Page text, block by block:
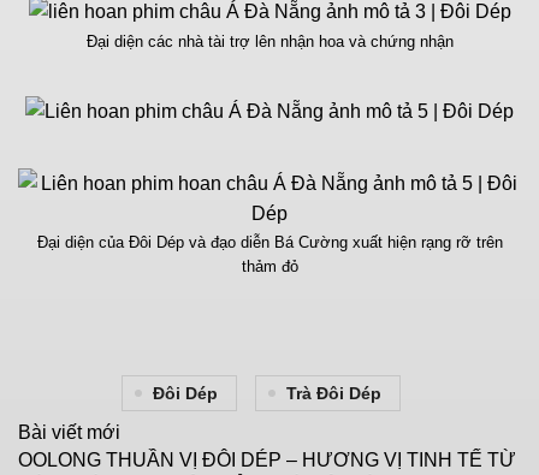
Đại diện các nhà tài trợ lên nhận hoa và chứng nhận
Đại diện của Đôi Dép và đạo diễn Bá Cường xuất hiện rạng rỡ trên
thảm đỏ
Đôi Dép Trà Đôi Dép
Bài viết mới
OOLONG THUẦN VỊ ĐÔI DÉP – HƯƠNG VỊ TINH TẾ TỪ